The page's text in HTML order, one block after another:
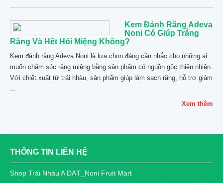
Kem Đánh Răng Adeva
Noni Có Giúp Trắng
Răng Và Hết Hôi Miệng Không?
Kem đánh răng Adeva Noni là lựa chọn đáng cân nhắc cho những ai
muốn chăm sóc răng miệng bằng sản phẩm có nguồn gốc thiên nhiên.
Với chiết xuất từ trái nhàu, sản phẩm giúp làm sạch răng, hỗ trợ giảm
Xem thêm
THÔNG TIN LIÊN HỆ
Shop Trái Nhàu A ĐẠT_Noni Fruit Mart